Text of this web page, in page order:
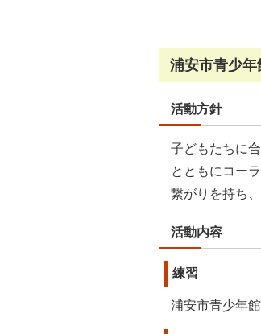
浦安市青少
活動方針
子どもたちに
とともにコー
繋がりを持ち
活動内容
練習
浦安市青少年